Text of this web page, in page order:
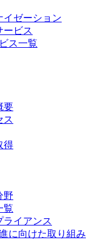
イゼーション
ービス
ス一覧
要
ス
得
野
覧
ライアンス
に向けた取り組み